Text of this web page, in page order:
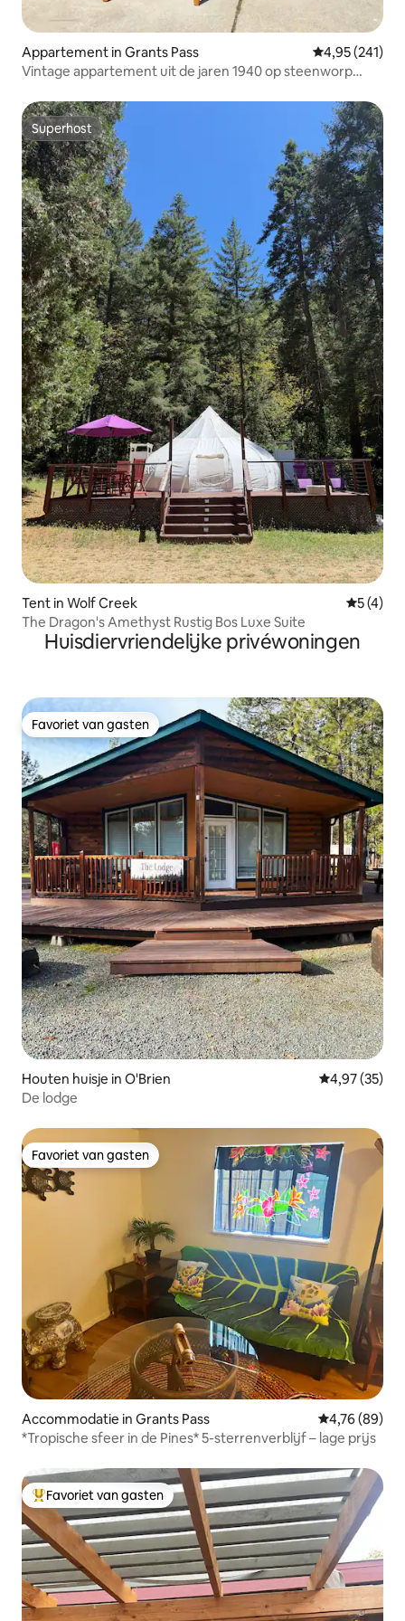
Appartement in Grants Pass Gemiddelde
4,95 (241)
Vintage appartement uit de jaren 1940 op steenworp
Superhost
Superhost
Tent in Wolf Creek
5 (4)
The Dragon's Amethyst Rustig Bos Luxe Suite
Huisdiervriendelijke privéwoningen
Favoriet van gasten
Favoriet van gasten
Houten huisje in O'Brien Gemiddelde
4,97 (35)
De lodge
Favoriet van gasten
Favoriet van gasten
Accommodatie in Grants Pass Gemiddelde
4,76 (89)
*Tropische sfeer in de Pines* 5-sterrenverblijf – lage prijs
Topfavoriet van gasten
Favoriet van gasten